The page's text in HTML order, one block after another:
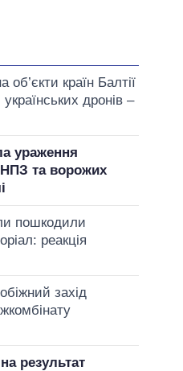
об’єкти країн Балтії
дронів –
ураження
та ворожих
пошкодили
реакція
захід
результат